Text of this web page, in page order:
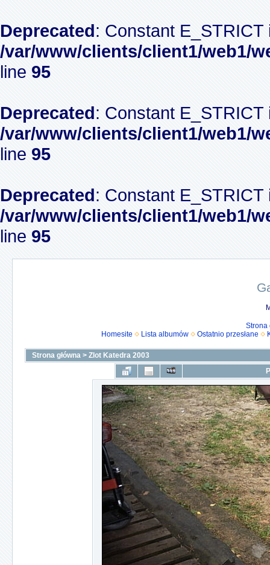
Deprecated: Constant
/var/www/clients/client1/web1/
line 95
Deprecated: Constant
/var/www/clients/client1/web1/
line 95
Deprecated: Constant
/var/www/clients/client1/web1/
line 95
Strona
Homesite
Lista albumów Ostatnio przesłane
Strona główna > Zlot Katedra 2003